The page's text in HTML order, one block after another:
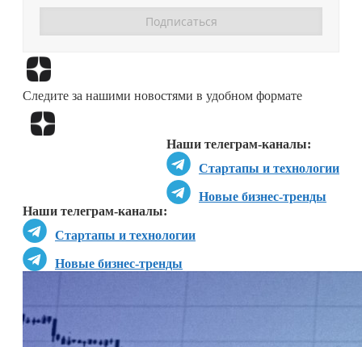
Следите за нашими новостями в удобном формате
Наши телеграм-каналы:
Стартапы и технологии
Новые бизнес-тренды
Наши телеграм-каналы:
Стартапы и технологии
Новые бизнес-тренды